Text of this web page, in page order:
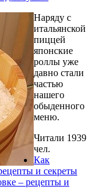
Наряду с
итальянской
пиццей
японские
роллы уже
давно стали
частью
нашего
обыденного
меню.
Читали 1939
чел.
Как
и секреты